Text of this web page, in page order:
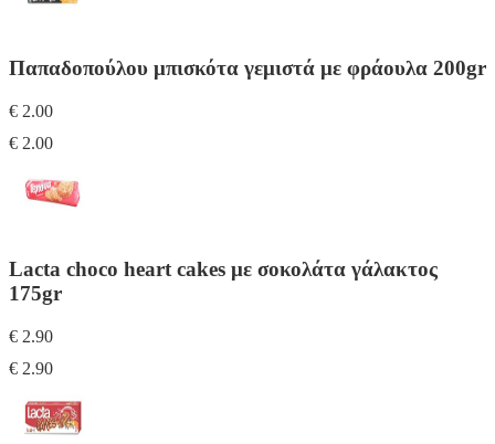
Παπαδοπούλου μπισκότα γεμιστά με φράουλα 200gr
€ 2.00
€ 2.00
Lacta choco heart cakes με σοκολάτα γάλακτος
175gr
€ 2.90
€ 2.90